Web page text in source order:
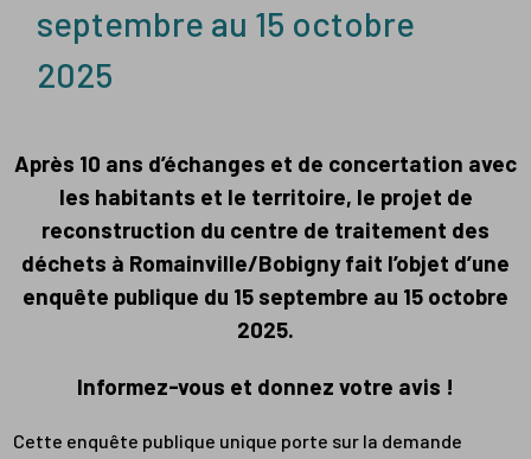
septembre au 15 octobre
2025
Après 10 ans d’échanges et de concertation avec
les habitants et le territoire, le projet de
reconstruction du centre de traitement des
déchets à Romainville/Bobigny fait l’objet d’une
enquête publique du 15 septembre au 15 octobre
2025.
Informez-vous et donnez votre avis !
Cette enquête publique unique porte sur la demande